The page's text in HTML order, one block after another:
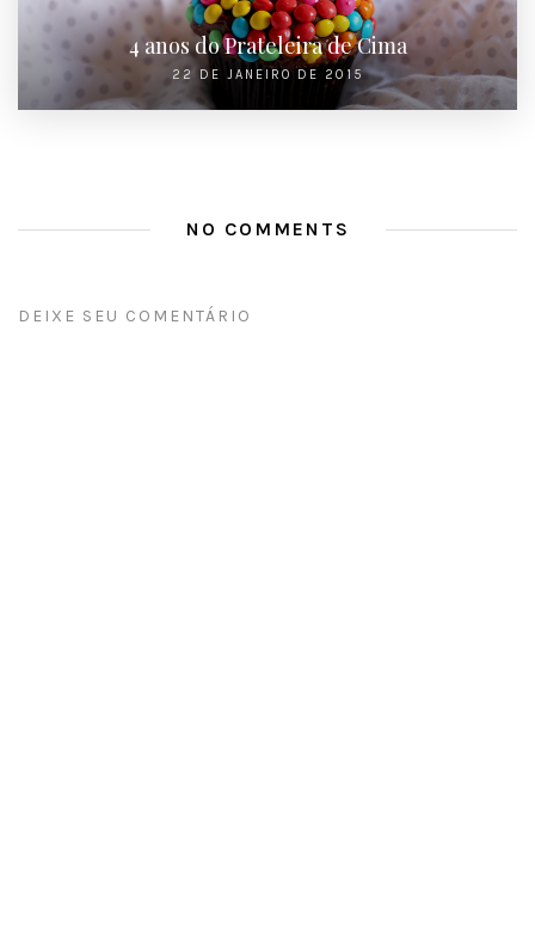
4 anos do Prateleira de Cima
22 DE JANEIRO DE 2015
NO COMMENTS
DEIXE SEU COMENTÁRIO